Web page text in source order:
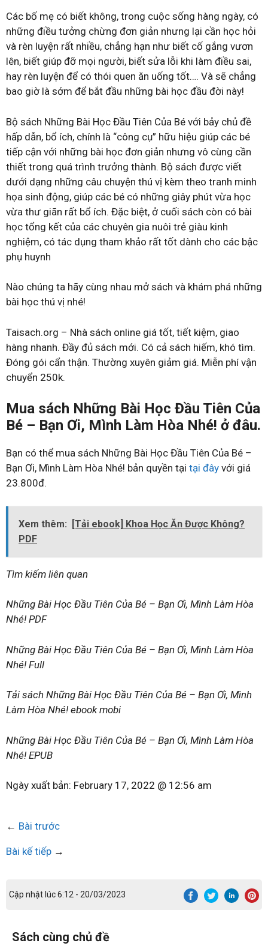
Các bố mẹ có biết không, trong cuộc sống hàng ngày, có
những điều tưởng chừng đơn giản nhưng lại cần học hỏi
và rèn luyện rất nhiều, chẳng hạn như biết cố gắng vươn
lên, biết giúp đỡ mọi người, biết sửa lỗi khi làm điều sai,
hay rèn luyện để có thói quen ăn uống tốt…. Và sẽ chẳng
bao giờ là sớm để bắt đầu những bài học đầu đời này!
Bộ sách Những Bài Học Đầu Tiên Của Bé với bảy chủ đề
hấp dẫn, bổ ích, chính là “công cụ” hữu hiệu giúp các bé
tiếp cận với những bài học đơn giản nhưng vô cùng cần
thiết trong quá trình trưởng thành. Bộ sách được viết
dưới dạng những câu chuyện thú vị kèm theo tranh minh
họa sinh động, giúp các bé có những giây phút vừa học
vừa thư giãn rất bổ ích. Đặc biệt, ở cuối sách còn có bài
học tổng kết của các chuyên gia nuôi trẻ giàu kinh
nghiệm, có tác dụng tham khảo rất tốt dành cho các bậc
phụ huynh
Nào chúng ta hãy cùng nhau mở sách và khám phá những
bài học thú vị nhé!
Taisach.org – Nhà sách online giá tốt, tiết kiệm, giao
hàng nhanh. Đầy đủ sách mới. Có cả sách hiếm, khó tìm.
Đóng gói cẩn thận. Thường xuyên giảm giá. Miễn phí vận
chuyển 250k.
Mua sách Những Bài Học Đầu Tiên Của
Bé – Bạn Ơi, Mình Làm Hòa Nhé! ở đâu.
Bạn có thể mua sách Những Bài Học Đầu Tiên Của Bé –
Bạn Ơi, Mình Làm Hòa Nhé! bản quyền tại tại đây với giá
23.800đ.
Xem thêm:
[Tải ebook] Khoa Học Ăn Được Không?
PDF
Tìm kiếm liên quan
Những Bài Học Đầu Tiên Của Bé – Bạn Ơi, Mình Làm Hòa
Nhé! PDF
Những Bài Học Đầu Tiên Của Bé – Bạn Ơi, Mình Làm Hòa
Nhé! Full
Tải sách Những Bài Học Đầu Tiên Của Bé – Bạn Ơi, Mình
Làm Hòa Nhé! ebook mobi
Những Bài Học Đầu Tiên Của Bé – Bạn Ơi, Mình Làm Hòa
Nhé! EPUB
Ngày xuất bản: February 17, 2022 @ 12:56 am
← Bài trước
Bài kế tiếp →
Cập nhật lúc 6:12 - 20/03/2023
Sách cùng chủ đề